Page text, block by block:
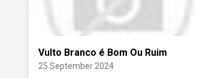
Vulto Branco é Bom Ou Ruim
25 September 2024